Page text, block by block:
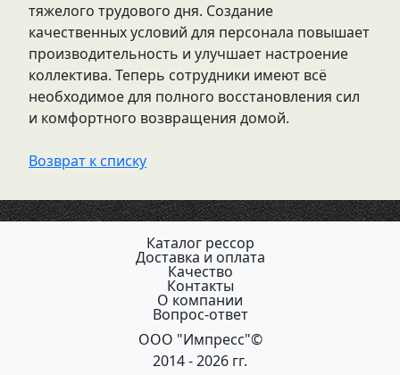
тяжелого трудового дня. Создание
качественных условий для персонала повышает
производительность и улучшает настроение
коллектива. Теперь сотрудники имеют всё
необходимое для полного восстановления сил
и комфортного возвращения домой.
Возврат к списку
Каталог рессор
Доставка и оплата
Качество
Контакты
О компании
Вопрос-ответ
ООО "Импресс"©
2014 - 2026 гг.